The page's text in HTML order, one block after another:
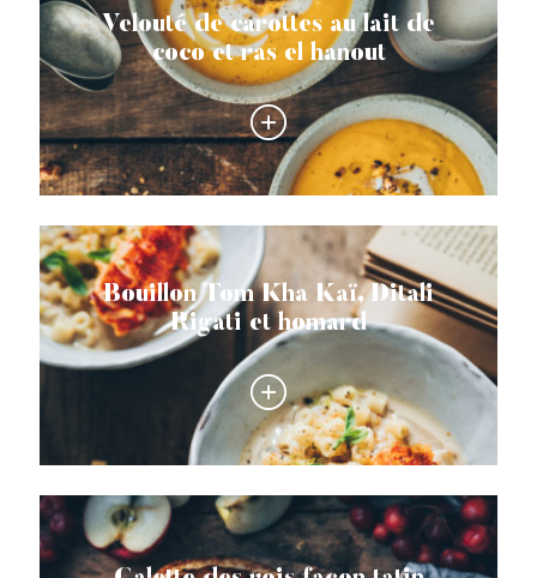
Velouté de carottes au lait de
coco et ras el hanout
Bouillon Tom Kha Kaï, Ditali
Rigati et homard